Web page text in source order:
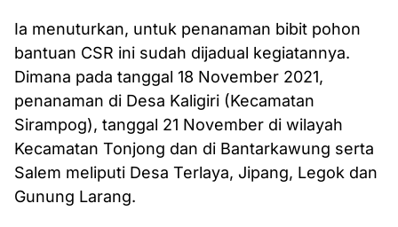
Ia menuturkan, untuk penanaman bibit pohon
bantuan CSR ini sudah dijadual kegiatannya.
Dimana pada tanggal 18 November 2021,
penanaman di Desa Kaligiri (Kecamatan
Sirampog), tanggal 21 November di wilayah
Kecamatan Tonjong dan di Bantarkawung serta
Salem meliputi Desa Terlaya, Jipang, Legok dan
Gunung Larang.